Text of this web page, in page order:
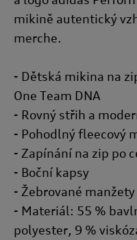
mikině autentický
merche.
- Dětská mikina na
One Team DNA
- Rovný střih a
- Pohodlný fleecový
- Zapínání na zip po
- Boční kapsy
- Žebrované
- Materiál: 55 %
polyester, 9 %
Zásadách používání
cookie. Nastavení souborů
stránky. Google